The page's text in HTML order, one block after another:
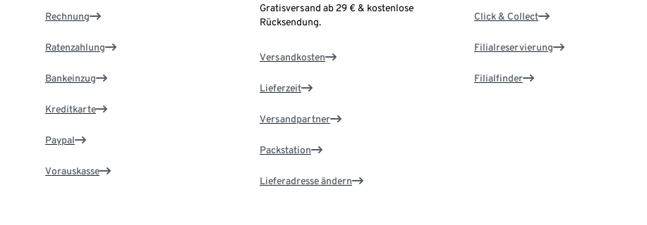
Rechnung
Ratenzahlung
Bankeinzug
Kreditkarte
Paypal
Vorauskasse
Gratisversand ab 29 € & kostenlose
Rücksendung.
Versandkosten
Lieferzeit
Versandpartner
Packstation
Lieferadresse ändern
Click & Collect
Filialreservierung
Filialfinder